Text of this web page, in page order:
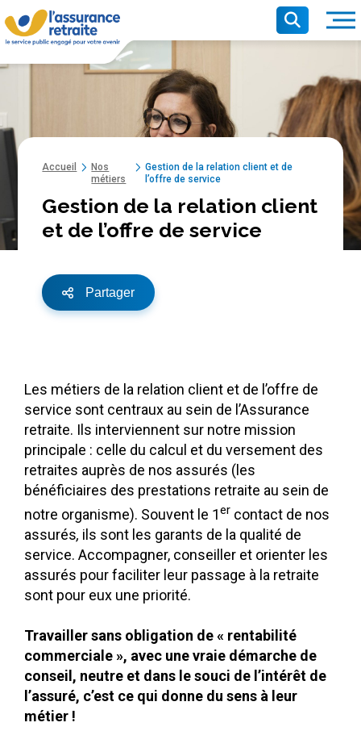
Recherche
Contenu principal Recherche
Accueil
Nos
métiers
Gestion de la relation client et de
l’offre de service
Gestion de la relation client
et de l’offre de service
Partager
Les métiers de la relation client et de l’offre de
service sont centraux au sein de l’Assurance
retraite. Ils interviennent sur notre mission
principale : celle du calcul et du versement des
retraites auprès de nos assurés (les
bénéficiaires des prestations retraite au sein de
notre organisme). Souvent le 1er contact de nos
assurés, ils sont les garants de la qualité de
service. Accompagner, conseiller et orienter les
assurés pour faciliter leur passage à la retraite
sont pour eux une priorité.
Travailler sans obligation de « rentabilité
commerciale », avec une vraie démarche de
conseil, neutre et dans le souci de l’intérêt de
l’assuré, c’est ce qui donne du sens à leur
métier !
Panneau de gestion des cookies